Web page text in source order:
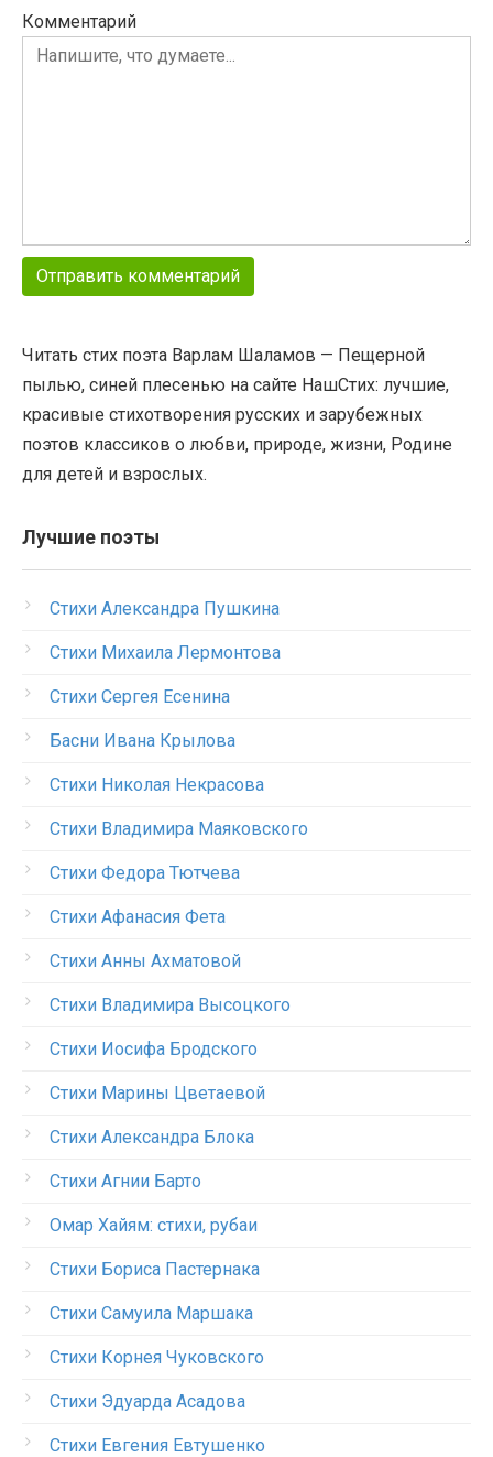
Комментарий
Читать стих поэта Варлам Шаламов — Пещерной
пылью, синей плесенью на сайте НашСтих: лучшие,
красивые стихотворения русских и зарубежных
поэтов классиков о любви, природе, жизни, Родине
для детей и взрослых.
Лучшие поэты
Стихи Александра Пушкина
Стихи Михаила Лермонтова
Стихи Сергея Есенина
Басни Ивана Крылова
Стихи Николая Некрасова
Стихи Владимира Маяковского
Стихи Федора Тютчева
Стихи Афанасия Фета
Стихи Анны Ахматовой
Стихи Владимира Высоцкого
Стихи Иосифа Бродского
Стихи Марины Цветаевой
Стихи Александра Блока
Стихи Агнии Барто
Омар Хайям: стихи, рубаи
Стихи Бориса Пастернака
Стихи Самуила Маршака
Стихи Корнея Чуковского
Стихи Эдуарда Асадова
Стихи Евгения Евтушенко